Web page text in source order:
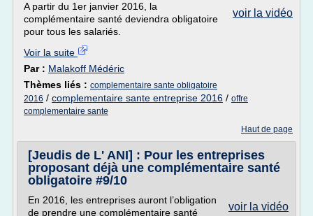
voir la vidéo
A partir du 1er janvier 2016, la
complémentaire santé deviendra obligatoire
pour tous les salariés.
Voir la suite
Par : Malakoff Médéric
Thèmes liés : complementaire sante obligatoire
2016 / complementaire sante entreprise 2016 / offre
complementaire sante
Haut de page
[Jeudis de L' ANI] : Pour les entreprises
proposant déjà une complémentaire santé
obligatoire #9/10
voir la vidéo
En 2016, les entreprises auront l’obligation
de prendre une complémentaire santé